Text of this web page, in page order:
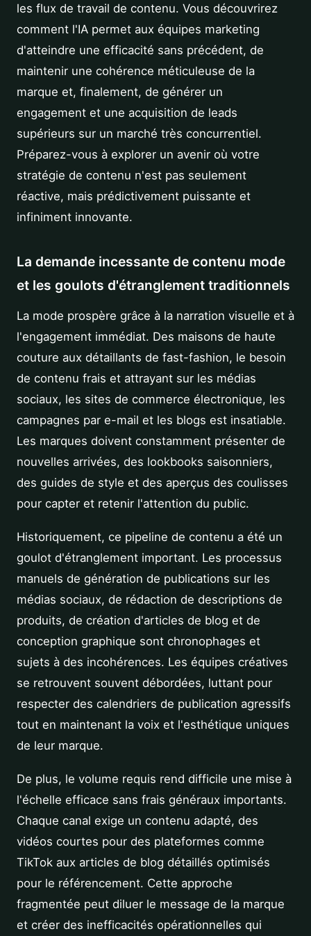
les flux de travail de contenu. Vous découvrirez
comment l'IA permet aux équipes marketing
d'atteindre une efficacité sans précédent, de
maintenir une cohérence méticuleuse de la
marque et, finalement, de générer un
engagement et une acquisition de leads
supérieurs sur un marché très concurrentiel.
Préparez-vous à explorer un avenir où votre
stratégie de contenu n'est pas seulement
réactive, mais prédictivement puissante et
infiniment innovante.
La demande incessante de contenu mode
et les goulots d'étranglement traditionnels
La mode prospère grâce à la narration visuelle et à
l'engagement immédiat. Des maisons de haute
couture aux détaillants de fast-fashion, le besoin
de contenu frais et attrayant sur les médias
sociaux, les sites de commerce électronique, les
campagnes par e-mail et les blogs est insatiable.
Les marques doivent constamment présenter de
nouvelles arrivées, des lookbooks saisonniers,
des guides de style et des aperçus des coulisses
pour capter et retenir l'attention du public.
Historiquement, ce pipeline de contenu a été un
goulot d'étranglement important. Les processus
manuels de génération de publications sur les
médias sociaux, de rédaction de descriptions de
produits, de création d'articles de blog et de
conception graphique sont chronophages et
sujets à des incohérences. Les équipes créatives
se retrouvent souvent débordées, luttant pour
respecter des calendriers de publication agressifs
tout en maintenant la voix et l'esthétique uniques
de leur marque.
De plus, le volume requis rend difficile une mise à
l'échelle efficace sans frais généraux importants.
Chaque canal exige un contenu adapté, des
vidéos courtes pour des plateformes comme
TikTok aux articles de blog détaillés optimisés
pour le référencement. Cette approche
fragmentée peut diluer le message de la marque
et créer des inefficacités opérationnelles qui